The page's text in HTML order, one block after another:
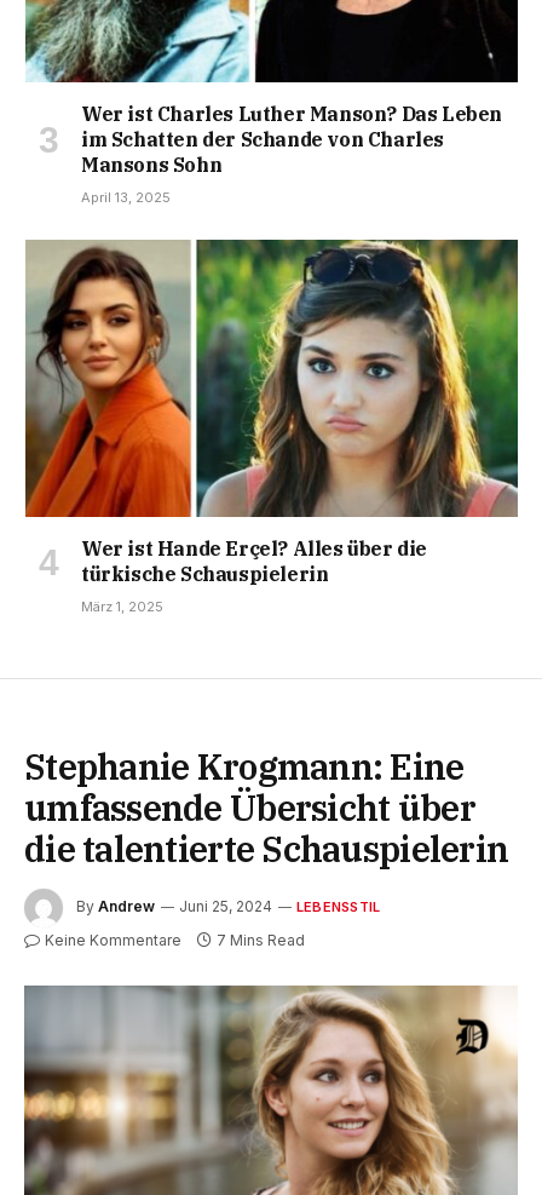
Wer ist Charles Luther Manson? Das Leben
im Schatten der Schande von Charles
Mansons Sohn
April 13, 2025
Wer ist Hande Erçel? Alles über die
türkische Schauspielerin
März 1, 2025
Stephanie Krogmann: Eine
umfassende Übersicht über
die talentierte Schauspielerin
By Andrew Juni 25, 2024 LEBENSSTIL
Keine Kommentare 7 Mins Read